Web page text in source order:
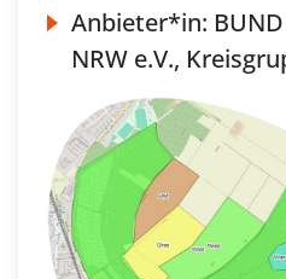
Anbieter*in:
NRW e.V.,